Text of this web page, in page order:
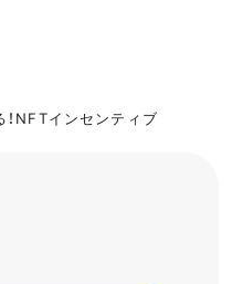
NFTインセンティブ